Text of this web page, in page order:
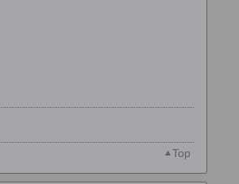
Top